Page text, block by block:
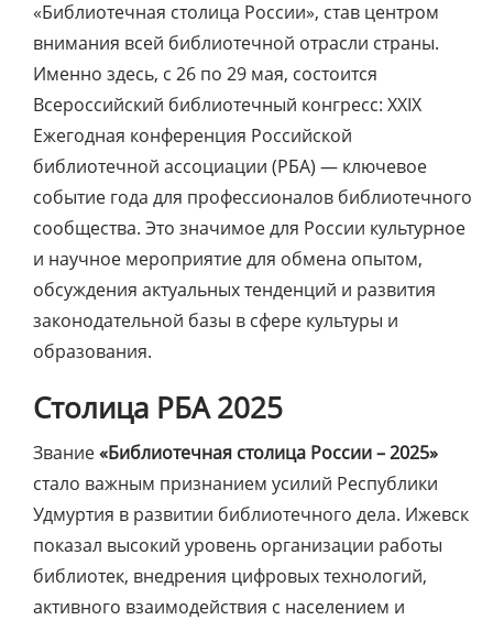
«Библиотечная столица России», став центром
внимания всей библиотечной отрасли страны.
Именно здесь, с 26 по 29 мая, состоится
Всероссийский библиотечный конгресс: XXIX
Ежегодная конференция Российской
библиотечной ассоциации (РБА) — ключевое
событие года для профессионалов библиотечного
сообщества. Это значимое для России культурное
и научное мероприятие для обмена опытом,
обсуждения актуальных тенденций и развития
законодательной базы в сфере культуры и
образования.
Столица РБА 2025
Звание«Библиотечная столица России – 2025»
стало важным признанием усилий Республики
Удмуртия в развитии библиотечного дела. Ижевск
показал высокий уровень организации работы
библиотек, внедрения цифровых технологий,
активного взаимодействия с населением и